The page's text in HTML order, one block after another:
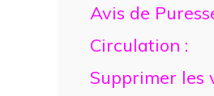
Avis de
Circulation :
Supprimer les